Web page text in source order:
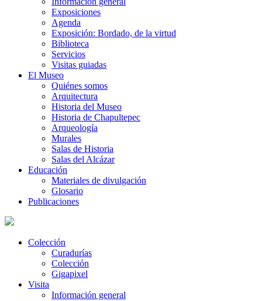
Exposiciones
Agenda
Exposición: Bordado, de la virtud
Biblioteca
Servicios
Visitas guiadas
El Museo
Quiénes somos
Arquitectura
Historia del Museo
Historia de Chapultepec
Arqueología
Murales
Salas de Historia
Salas del Alcázar
Educación
Materiales de divulgación
Glosario
Publicaciones
Colección
Curadurías
Colección
Gigapixel
Visita
Información general